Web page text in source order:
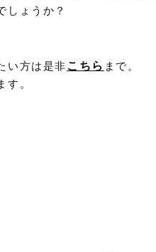
しょうか？
い方は是非 こちら まで。
す。